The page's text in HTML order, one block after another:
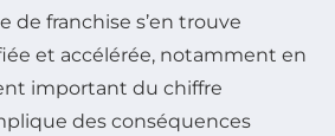
de franchise s’en trouve
et accélérée, notamment en
important du chiffre
des conséquences